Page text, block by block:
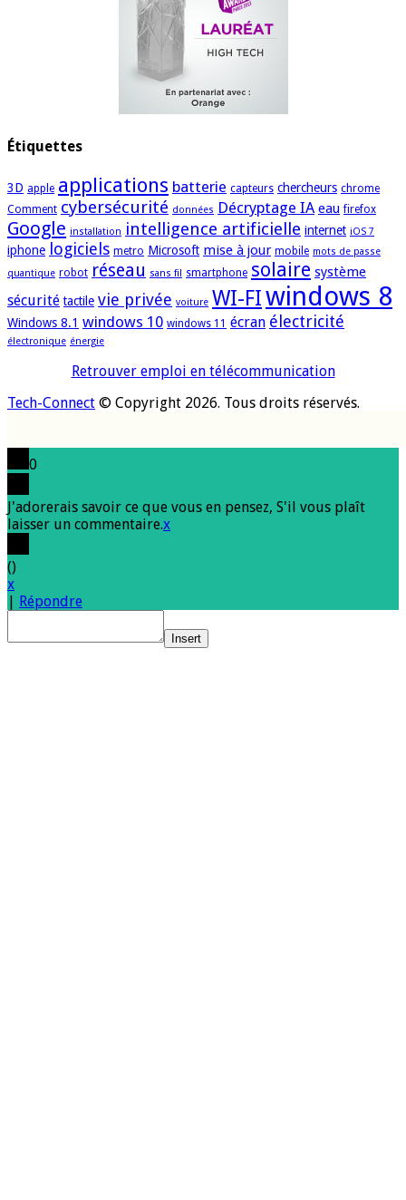
Étiquettes
3D apple applications batterie capteurs chercheurs chrome
Comment cybersécurité données Décryptage IA eau firefox
Google installation intelligence artificielle internet iOS 7
iphone logiciels metro Microsoft mise à jour mobile mots de passe
quantique robot réseau sans fil smartphone solaire système
sécurité tactile vie privée voiture WI-FIwindows 8
Windows 8.1 windows 10 windows 11 écran électricité
électronique énergie
Retrouver emploi en télécommunication
Tech-Connect © Copyright 2026. Tous droits réservés.
0
J'adorerais savoir ce que vous en pensez, S'il vous plaît
laisser un commentaire.x
()
x
| Répondre
Insert